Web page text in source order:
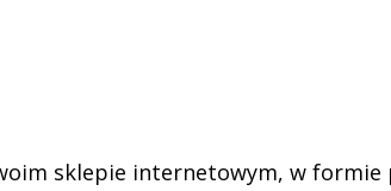
sklepie internetowym, w formie